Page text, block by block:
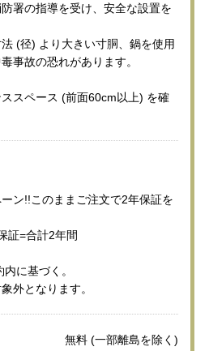
署の指導を受け、安全な設置を
(径) より大きい寸胴、鍋を使用
事故の恐れがあります。
スペース (前面60cm以上) を確
ン!!このままご注文で2年保証を
証=合計2年間
に基づく。
外となります。
無料 (一部離島を除く)